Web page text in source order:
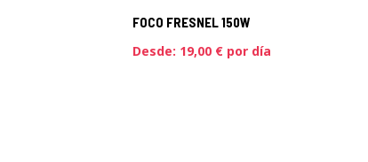
FOCO FRESNEL 150W
Desde: 19,00 €por día